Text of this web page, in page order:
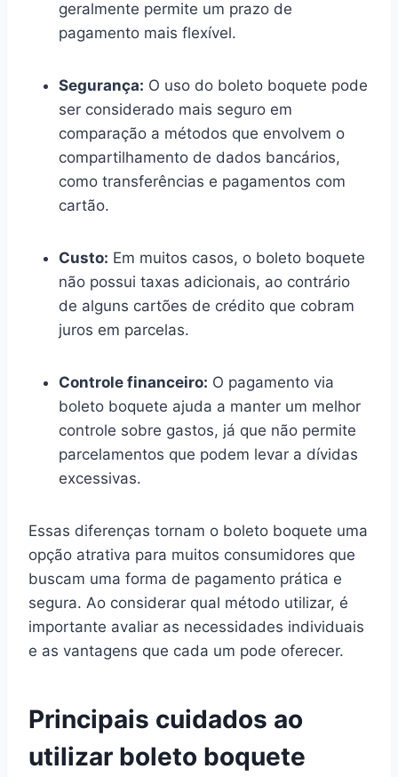
geralmente permite um prazo de
pagamento mais flexível.
Segurança: O uso do boleto boquete pode
ser considerado mais seguro em
comparação a métodos que envolvem o
compartilhamento de dados bancários,
como transferências e pagamentos com
cartão.
Custo: Em muitos casos, o boleto boquete
não possui taxas adicionais, ao contrário
de alguns cartões de crédito que cobram
juros em parcelas.
Controle financeiro: O pagamento via
boleto boquete ajuda a manter um melhor
controle sobre gastos, já que não permite
parcelamentos que podem levar a dívidas
excessivas.
Essas diferenças tornam o boleto boquete uma
opção atrativa para muitos consumidores que
buscam uma forma de pagamento prática e
segura. Ao considerar qual método utilizar, é
importante avaliar as necessidades individuais
e as vantagens que cada um pode oferecer.
Principais cuidados ao
utilizar boleto boquete